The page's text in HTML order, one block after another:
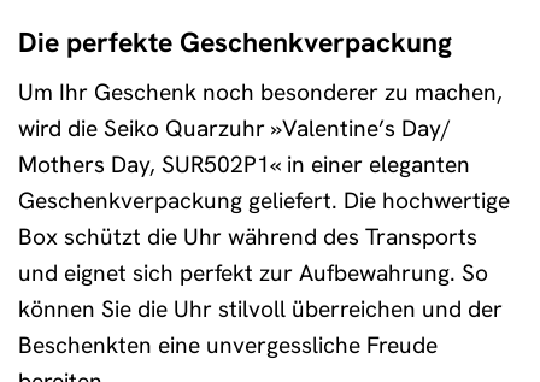
Die perfekte Geschenkverpackung
Um Ihr Geschenk noch besonderer zu machen,
wird die Seiko Quarzuhr »Valentine’s Day/
Mothers Day, SUR502P1« in einer eleganten
Geschenkverpackung geliefert. Die hochwertige
Box schützt die Uhr während des Transports
und eignet sich perfekt zur Aufbewahrung. So
können Sie die Uhr stilvoll überreichen und der
Beschenkten eine unvergessliche Freude